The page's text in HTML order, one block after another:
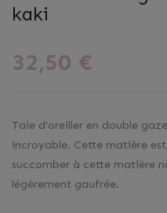
kaki
32,50 €
Taie d'oreiller en double
incroyable. Cette matière
succomber à cette matière
légèrement gaufrée.